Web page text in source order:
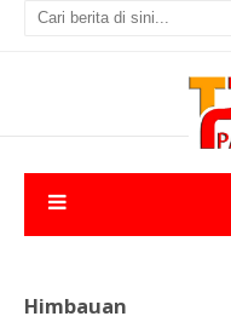
Himbauan